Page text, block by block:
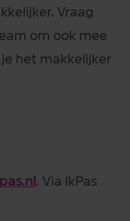
Vraag
om ook mee
het makkelijker
. Via IkPas